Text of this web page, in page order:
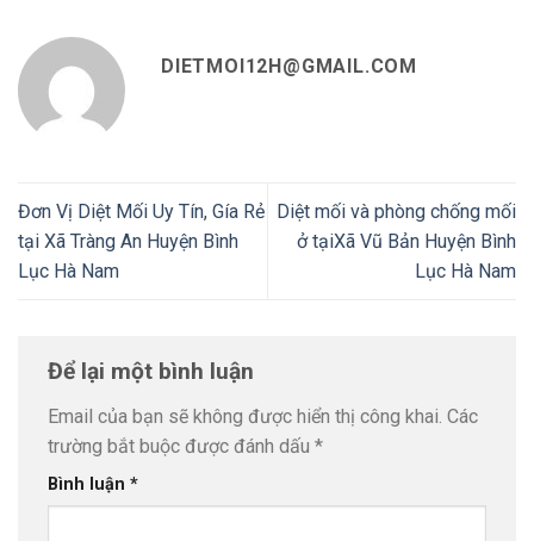
DIETMOI12H@GMAIL.COM
Đơn Vị Diệt Mối Uy Tín, Gía Rẻ
tại Xã Tràng An Huyện Bình
Lục Hà Nam
Diệt mối và phòng chống mối
ở tạiXã Vũ Bản Huyện Bình
Lục Hà Nam
Để lại một bình luận
Email của bạn sẽ không được hiển thị công khai. Các
trường bắt buộc được đánh dấu *
Bình luận *